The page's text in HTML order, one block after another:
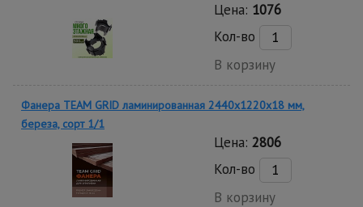
Цена: 1076
Кол-во
В корзину
Фанера TEAM GRID ламинированная 2440х1220х18 мм,
береза, сорт 1/1
Цена: 2806
Кол-во
В корзину